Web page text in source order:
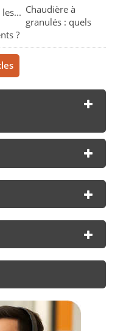
Chaudière à
granulés : quels
?